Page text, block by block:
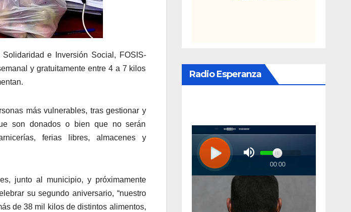
e Inversión Social, FOSIS-
y gratuitamente entre 4 a 7 kilos
más vulnerables, tras gestionar y
son donados o bien que no serán
ferias libres, almacenes y
junto al municipio, y próximamente
su segundo aniversario, “nuestro
de 38 mil kilos de distintos alimentos,
Radio Esperanza